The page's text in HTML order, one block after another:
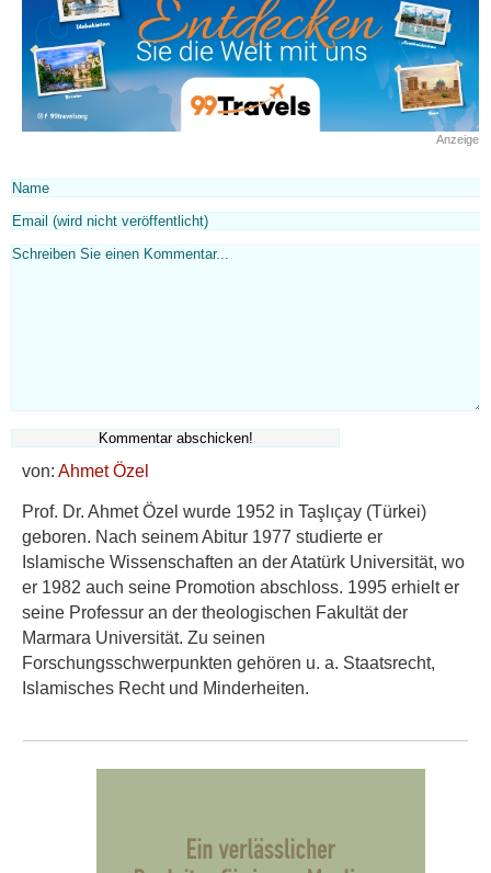
Anzeige
von: Ahmet Özel
Prof. Dr. Ahmet Özel wurde 1952 in Taşlıçay (Türkei)
geboren. Nach seinem Abitur 1977 studierte er
Islamische Wissenschaften an der Atatürk Universität, wo
er 1982 auch seine Promotion abschloss. 1995 erhielt er
seine Professur an der theologischen Fakultät der
Marmara Universität. Zu seinen
Forschungsschwerpunkten gehören u. a. Staatsrecht,
Islamisches Recht und Minderheiten.